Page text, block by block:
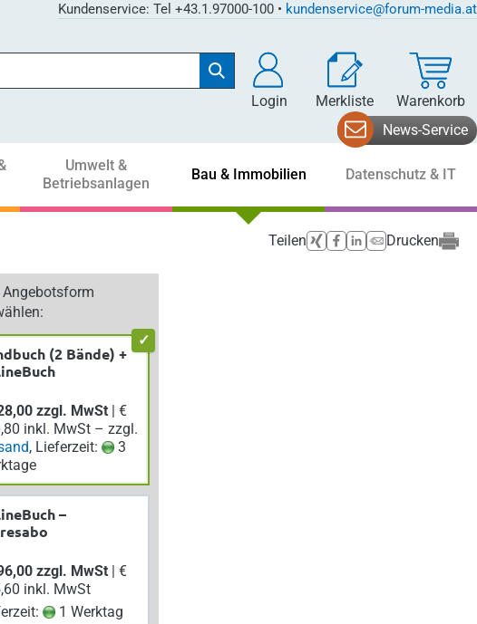
Kundenservice: Tel +43.1.97000-100 • kundenservice@forum-media.at
Login Merkliste Warenkorb
News-Service
Umwelt &
Betriebsanlagen
Bau & Immobilien Datenschutz & IT
Angebotsform
(2 Bände) +
zzgl. MwSt | €
inkl. MwSt – zzgl.
, Lieferzeit:
3
–
zzgl. MwSt | €
inkl. MwSt
1 Werktag
Teilen Drucken